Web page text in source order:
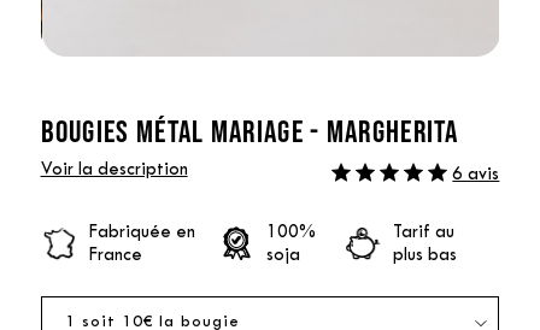
BOUGIES MÉTAL MARIAGE - MARGHERITA
Voir la description 6 avis
Fabriquée en
France
100%
soja
Tarif au
plus bas